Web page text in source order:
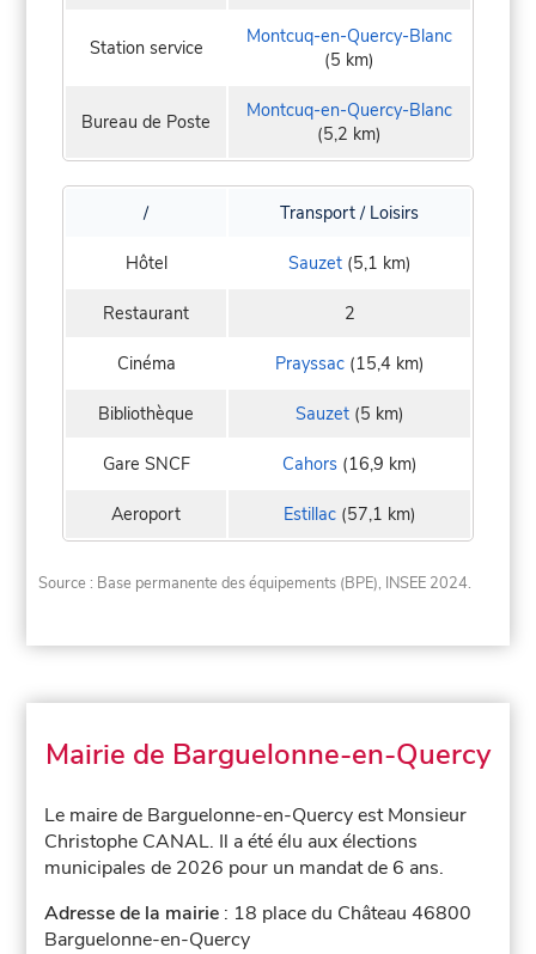
Station service
Montcuq-en-Quercy-Blanc
(5 km)
Bureau de Poste
Montcuq-en-Quercy-Blanc
(5,2 km)
/ Transport / Loisirs
Hôtel Sauzet(5,1 km)
Restaurant 2
Cinéma Prayssac(15,4 km)
Bibliothèque Sauzet(5 km)
Gare SNCF Cahors(16,9 km)
Aeroport Estillac(57,1 km)
Source : Base permanente des équipements (BPE), INSEE 2024.
Mairie de Barguelonne-en-Quercy
Le maire de Barguelonne-en-Quercy est Monsieur
Christophe CANAL. Il a été élu aux élections
municipales de 2026 pour un mandat de 6 ans.
Adresse de la mairie : 18 place du Château 46800
Barguelonne-en-Quercy